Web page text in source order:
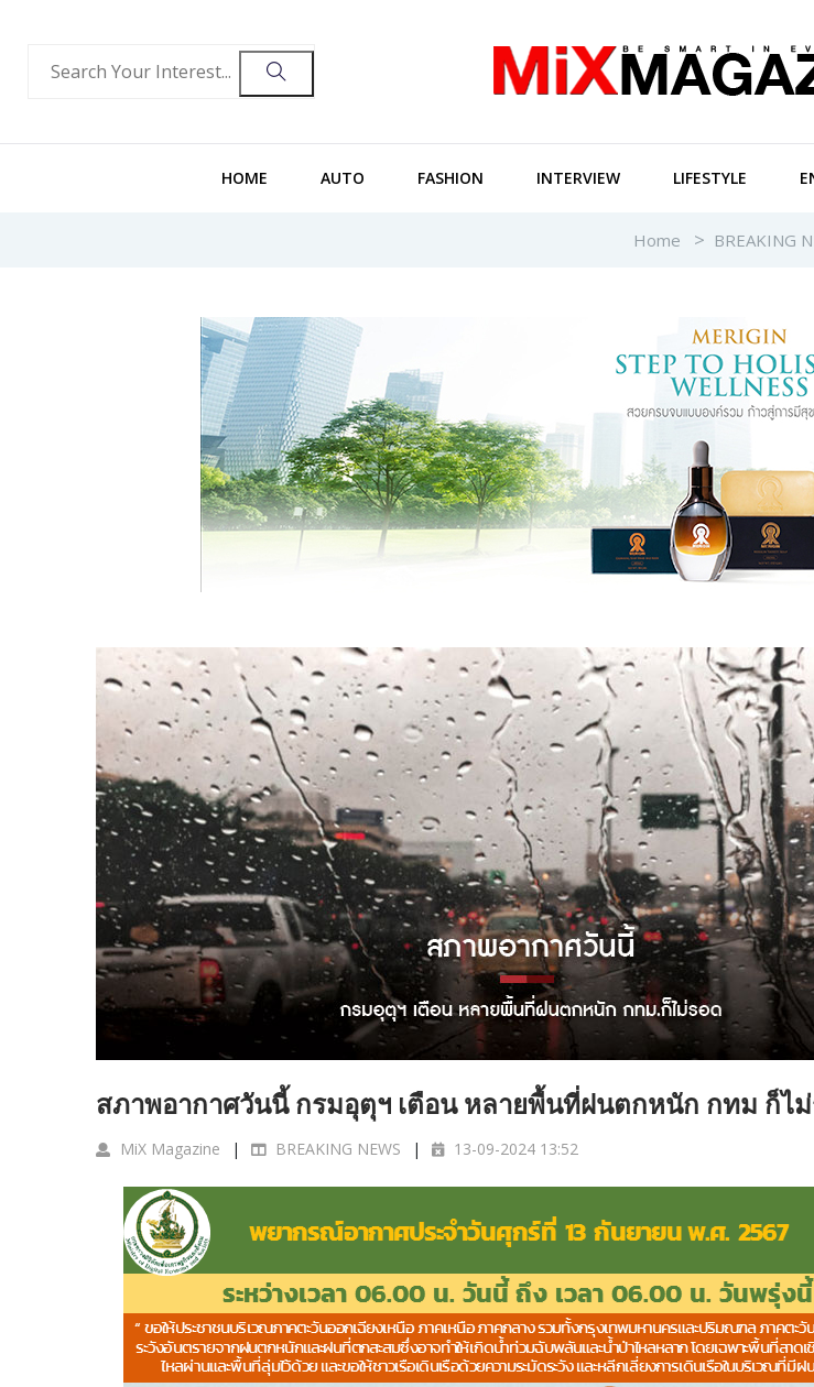
HOME AUTO FASHION INTERVIEW LIFESTYLE
Home BREAKING
สภาพอากาศวันนี้ กรมอุตุฯ เตือน หลายพื้นที่ฝนตกหนัก กทม ก็ไ
MiX Magazine BREAKING NEWS 13-09-2024 13:52